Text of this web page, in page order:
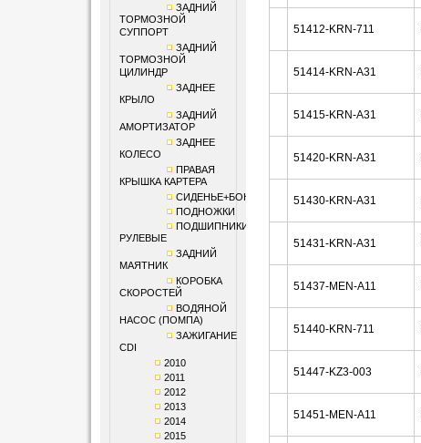
ЗАДНИЙ
ТОРМОЗНОЙ
СУППОРТ
ЗАДНИЙ
ТОРМОЗНОЙ
ЦИЛИНДР
ЗАДНЕЕ
КРЫЛО
ЗАДНИЙ
АМОРТИЗАТОР
ЗАДНЕЕ
КОЛЕСО
ПРАВАЯ
КРЫШКА КАРТЕРА
СИДЕНЬЕ+БОКОВИНЫ
ПОДНОЖКИ
ПОДШИПНИКИ
РУЛЕВЫЕ
ЗАДНИЙ
МАЯТНИК
КОРОБКА
СКОРОСТЕЙ
ВОДЯНОЙ
НАСОС (ПОМПА)
ЗАЖИГАНИЕ
CDI
2010
2011
2012
2013
2014
2015
51412-KRN-711
51414-KRN-A31
51415-KRN-A31
51420-KRN-A31
51430-KRN-A31
51431-KRN-A31
51437-MEN-A11
51440-KRN-711
51447-KZ3-003
51451-MEN-A11